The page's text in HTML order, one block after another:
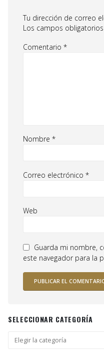
Tu dirección de correo
Los campos
Comentario *
Nombre *
Correo electrónico *
Web
Guarda mi nombre,
este navegador para la
SELECCIONAR CATEGORÍA
Seleccionar
categoría